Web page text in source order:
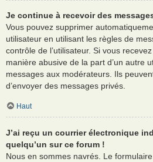
Je continue à recevoir des
Vous pouvez supprimer
utilisateur en utilisant les règles de
contrôle de l’utilisateur. Si vous
manière abusive de la part d’un autre
messages aux modérateurs. Ils
d’envoyer des messages privés.
Haut
J’ai reçu un courrier électronique
quelqu’un sur ce forum !
Nous en sommes navrés. Le